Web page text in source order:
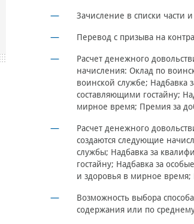
Зачисление в списки части
Перевод с призыва на
Расчет денежного
начисления: Оклад по
воинской службе; Надбавка
составляющими гостайну;
мирное время; Премия за
Расчет денежного
создаются следующие
службы; Надбавка за
гостайну; Надбавка за
и здоровья в мирное время;
Возможность выбора
содержания или по среднему